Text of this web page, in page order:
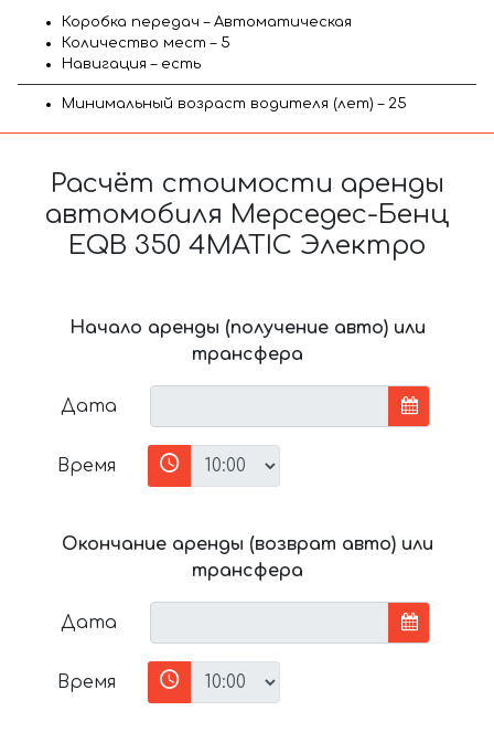
Коробка передач – Автоматическая
Количество мест – 5
Навигация – есть
Минимальный возраст водителя (лет) – 25
Расчёт стоимости аренды
автомобиля Мерседес-Бенц
EQB 350 4MATIC Электро
Начало аренды (получение авто) или
трансфера
Дата
Время
Окончание аренды (возврат авто) или
трансфера
Дата
Время